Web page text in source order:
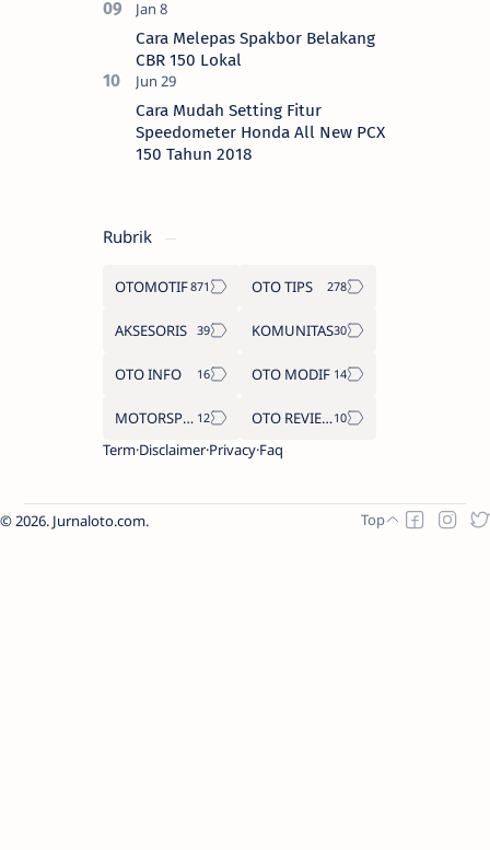
Cara Melepas Spakbor Belakang
CBR 150 Lokal
Cara Mudah Setting Fitur
Speedometer Honda All New PCX
150 Tahun 2018
Rubrik
OTOMOTIF OTO TIPS
AKSESORIS KOMUNITAS
OTO INFO OTO MODIF
MOTORSPORT
OTO REVIEW
Term Disclaimer Privacy Faq
2026. Jurnaloto.com.